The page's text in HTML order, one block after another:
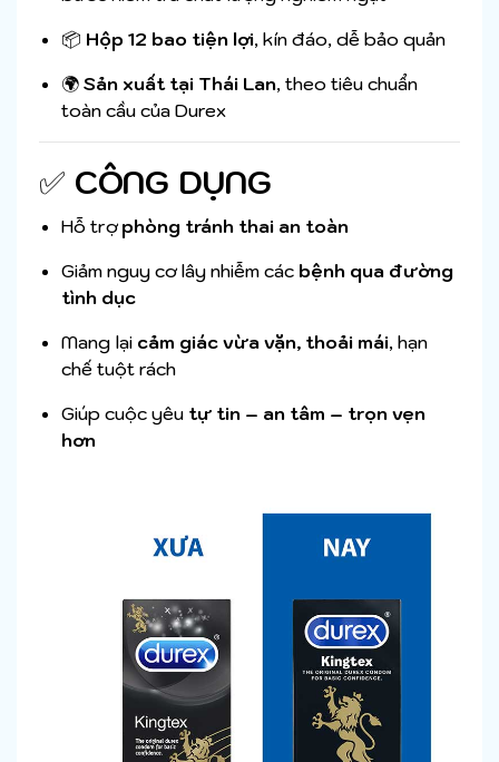
📦 Hộp 12 bao tiện lợi, kín đáo, dễ bảo quản
🌍 Sản xuất tại Thái Lan, theo tiêu chuẩn
toàn cầu của Durex
✅ CÔNG DỤNG
Hỗ trợphòng tránh thai an toàn
Giảm nguy cơ lây nhiễm các bệnh qua đường
tình dục
Mang lại cảm giác vừa vặn, thoải mái, hạn
chế tuột rách
Giúp cuộc yêu tự tin – an tâm – trọn vẹn
hơn